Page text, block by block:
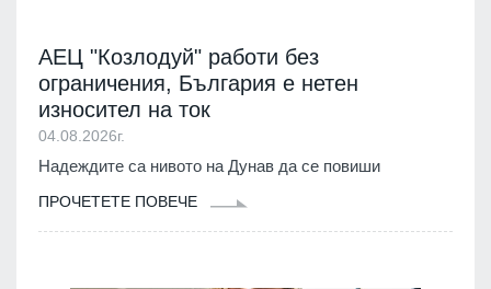
АЕЦ "Козлодуй" работи без
ограничения, България е нетен
износител на ток
04.08.2026г.
Надеждите са нивото на Дунав да се повиши
ПРОЧЕТЕТЕ ПОВЕЧЕ